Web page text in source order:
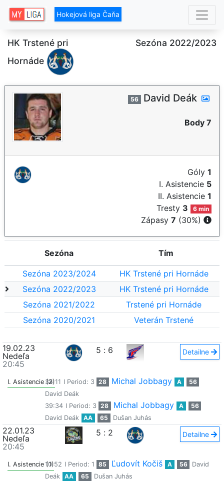
Hokejová liga Čaňa
HK Trstené pri
Hornáde
Sezóna 2022/2023
56 David Deák
Body 7
Góly 1
I. Asistencie 5
II. Asistencie 1
Tresty 3 6 min
Zápasy 7 (30%)
Sezóna Tím
Sezóna 2023/2024
HK Trstené pri Hornáde
Sezóna 2022/2023
HK Trstené pri Hornáde
Sezóna 2021/2022
Trstené pri Hornáde
Sezóna 2020/2021
Veterán Trstené
19.02.23
Nedeľa
20:45
5 : 6 Detailne
I. Asistencie (2)
34:11 I Period: 3 28 Michal Jobbagy A
56
David Deák
39:34 I Period: 3 28 Michal Jobbagy A
56
David Deák
AA 65 Dušan Juhás
22.01.23
Nedeľa
20:45
5 : 2 Detailne
I. Asistencie (1)10:52 I Period: 1 85 Ľudovít Kočiš A 56
David
Deák
AA 65 Dušan Juhás